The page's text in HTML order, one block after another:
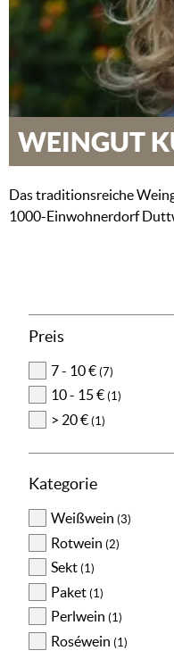
WEINGUT
Das traditionsreiche
1000-Einwohnerdorf
Preis
7 - 10 € (7)
10 - 15 € (1)
> 20 € (1)
Kategorie
Weißwein (3)
Rotwein (2)
Sekt (1)
Paket (1)
Perlwein (1)
Roséwein (1)